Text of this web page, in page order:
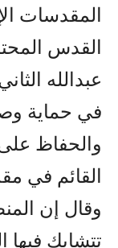
المقدسات
القدس
عبدالله
في حماية
والحفاظ
القائم في
وقال إن
تتشابك فيها